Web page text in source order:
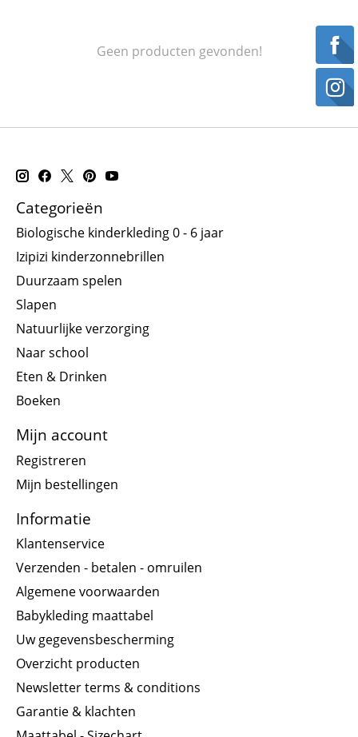
Geen producten gevonden!
Categorieën
Biologische kinderkleding 0 - 6 jaar
Izipizi kinderzonnebrillen
Duurzaam spelen
Slapen
Natuurlijke verzorging
Naar school
Eten & Drinken
Boeken
Mijn account
Registreren
Mijn bestellingen
Informatie
Klantenservice
Verzenden - betalen - omruilen
Algemene voorwaarden
Babykleding maattabel
Uw gegevensbescherming
Overzicht producten
Newsletter terms & conditions
Garantie & klachten